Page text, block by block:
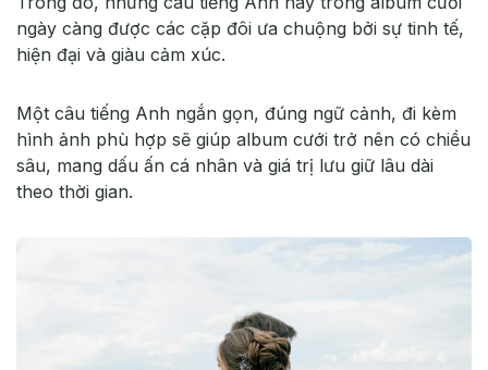
ngày càng được các cặp đôi ưa chuộng bởi sự tinh tế,
hiện đại và giàu cảm xúc.
Một câu tiếng Anh ngắn gọn, đúng ngữ cảnh, đi kèm
hình ảnh phù hợp sẽ giúp album cưới trở nên có chiều
sâu, mang dấu ấn cá nhân và giá trị lưu giữ lâu dài
theo thời gian.